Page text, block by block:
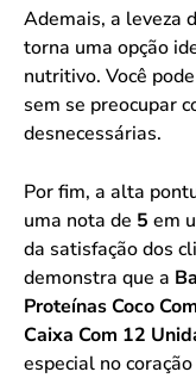
Ademais, a leveza
torna uma opção
nutritivo. Você
sem se preocupar
desnecessárias.
Por fim, a alta
uma nota de 5 em
da satisfação dos
demonstra que a
Proteínas Coco
Caixa Com 12
especial no